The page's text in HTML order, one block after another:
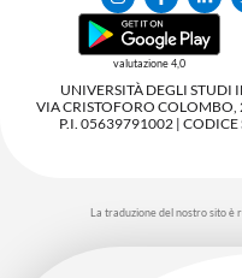
valutazione 4,0
UNIVERSITÀ DEGLI
VIA CRISTOFORO
P.I. 05639791002 | CODICE
La traduzione del nostro sito è